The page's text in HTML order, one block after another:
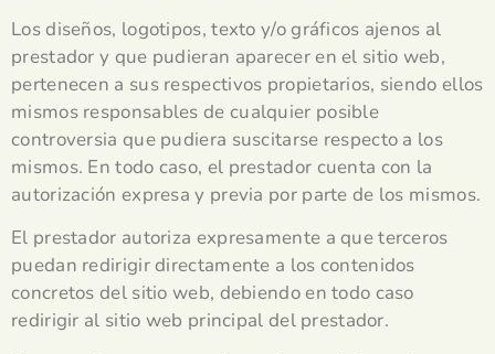
Los diseños, logotipos, texto y/o gráficos ajenos al
prestador y que pudieran aparecer en el sitio web,
pertenecen a sus respectivos propietarios, siendo ellos
mismos responsables de cualquier posible
controversia que pudiera suscitarse respecto a los
mismos. En todo caso, el prestador cuenta con la
autorización expresa y previa por parte de los mismos.
El prestador autoriza expresamente a que terceros
puedan redirigir directamente a los contenidos
concretos del sitio web, debiendo en todo caso
redirigir al sitio web principal del prestador.